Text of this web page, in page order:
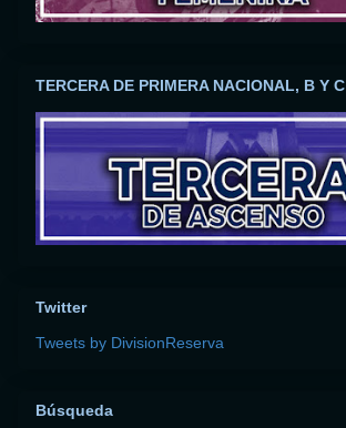
TERCERA DE PRIMERA NACIONAL, B Y C
Twitter
Tweets by DivisionReserva
Búsqueda